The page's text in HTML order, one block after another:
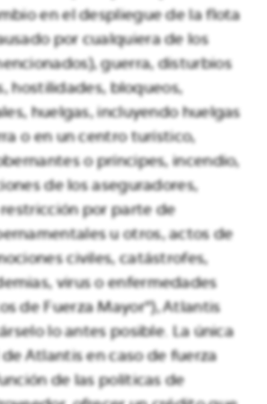
en el despliegue de la flota
por cualquiera de los
guerra, disturbios
hostilidades, bloqueos,
huelgas, incluyendo huelgas
o en un centro turístico,
o príncipes, incendio,
de los aseguradores,
por parte de
u otros, actos de
civiles, catástrofes,
virus o enfermedades
de Fuerza Mayor"), Atlantis
lo antes posible. La única
Atlantis en caso de fuerza
de las políticas de